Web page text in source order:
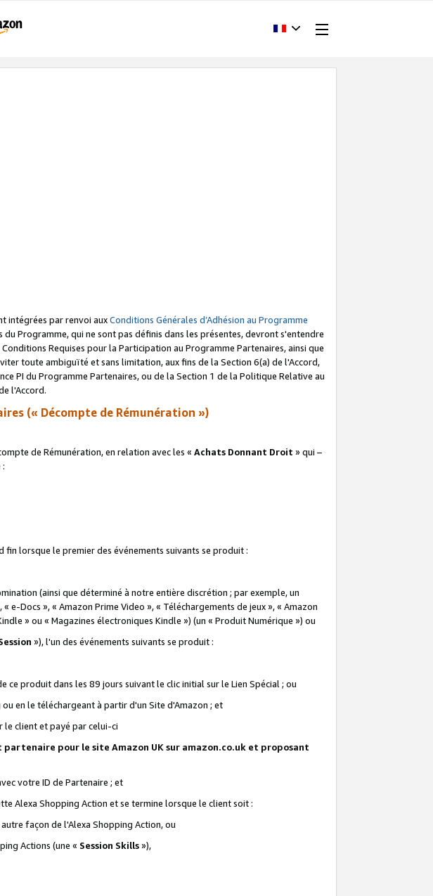
intégrées par renvoi auxConditions Générales d’Adhésion au Programme
Programme, qui ne sont pas définis dans les présentes, devront s'entendre
Requises pour la Participation au Programme Partenaires, ainsi que
toute ambiguïté et sans limitation, aux fins de la Section 6(a) de l'Accord,
PI du Programme Partenaires, ou de la Section 1 de la Politique Relative au
l'Accord.
(« Décompte de Rémunération »)
de Rémunération, en relation avec les « Achats Donnant Droit » qui –
:
fin lorsque le premier des événements suivants se produit :
(ainsi que déterminé à notre entière discrétion ; par exemple, un
e-Docs », « Amazon Prime Video », « Téléchargements de jeux », « Amazon
» ou « Magazines électroniques Kindle ») (un « Produit Numérique ») ou
»), l'un des événements suivants se produit :
produit dans les 89 jours suivant le clic initial sur le Lien Spécial ; ou
en le téléchargeant à partir d'un Site d'Amazon ; et
le client et payé par celui-ci
pour le site Amazon UK sur amazon.co.uk et proposant
votre ID de Partenaire ; et
Alexa Shopping Action et se termine lorsque le client soit :
façon de l'Alexa Shopping Action, ou
Actions (une « Session Skills»),